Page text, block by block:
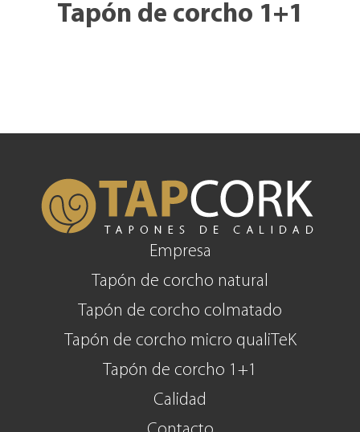
Tapón de corcho 1+1
Empresa
Tapón de corcho natural
Tapón de corcho colmatado
Tapón de corcho micro qualiTeK
Tapón de corcho 1+1
Calidad